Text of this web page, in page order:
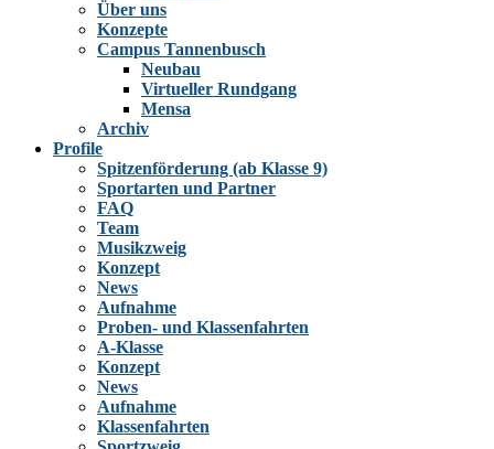
Über uns
Konzepte
Campus Tannenbusch
Neubau
Virtueller Rundgang
Mensa
Archiv
Profile
Spitzenförderung (ab Klasse 9)
Sportarten und Partner
FAQ
Team
Musikzweig
Konzept
News
Aufnahme
Proben- und Klassenfahrten
A-Klasse
Konzept
News
Aufnahme
Klassenfahrten